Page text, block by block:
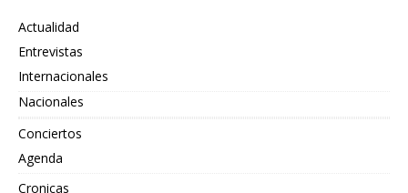
Actualidad
Entrevistas
Internacionales
Nacionales
Conciertos
Agenda
Cronicas